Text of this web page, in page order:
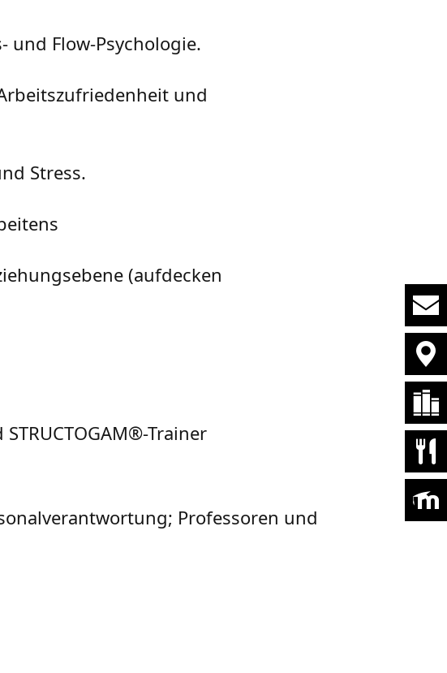
Flow-Psychologie.
und
Stress.
(aufdecken
Trainer
Professoren und